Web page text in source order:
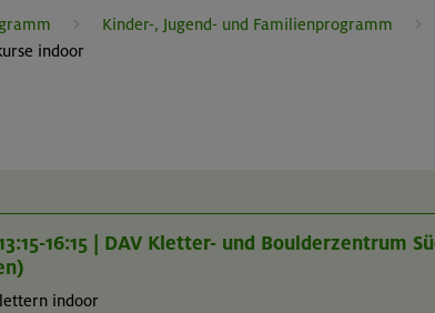
Kinder-, Jugend- und Familienprogramm
indoor
16:15 | DAV Kletter- und Boulderzentrum
indoor